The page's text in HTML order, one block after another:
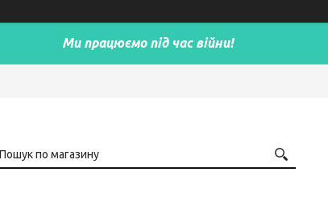
Ми працюємо під час війни!